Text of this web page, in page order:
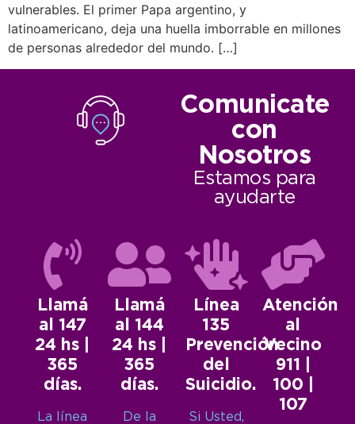
vulnerables. El primer Papa argentino, y
latinoamericano, deja una huella imborrable en millones
de personas alrededor del mundo. […]
Comunicate
con
Nosotros
Estamos para
ayudarte
Llamá
al 147
24 hs |
365
días.
La línea
Llamá
al 144
24 hs |
365
días.
De la
Línea
135
Prevención
del
Suicidio.
Si Usted,
Atención
al
Vecino
911 |
100 |
107